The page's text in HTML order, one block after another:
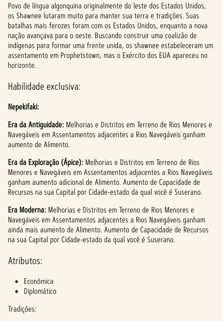
Povo de língua algonquina originalmente do leste dos Estados Unidos,
os Shawnee lutaram muito para manter sua terra e tradições. Suas
batalhas mais ferozes foram com os Estados Unidos, enquanto a nova
nação avançava para o oeste. Buscando construir uma coalizão de
indígenas para formar uma frente unida, os shawnee estabeleceram um
assentamento em Prophetstown, mas o Exército dos EUA apareceu no
horizonte.
Habilidade exclusiva:
Nepekifaki:
Era da Antiguidade: Melhorias e Distritos em Terreno de Rios Menores e
Navegáveis em Assentamentos adjacentes a Rios Navegáveis ganham
aumento de Alimento.
Era da Exploração (Ápice): Melhorias e Distritos em Terreno de Rios
Menores e Navegáveis em Assentamentos adjacentes a Rios Navegáveis
ganham aumento adicional de Alimento. Aumento de Capacidade de
Recursos na sua Capital por Cidade-estado da qual você é Suserano.
Era Moderna: Melhorias e Distritos em Terreno de Rios Menores e
Navegáveis em Assentamentos adjacentes a Rios Navegáveis ganham
ainda mais aumento de Alimento. Aumento de Capacidade de Recursos
na sua Capital por Cidade-estado da qual você é Suserano.
Atributos:
Econômica
Diplomático
Tradições: